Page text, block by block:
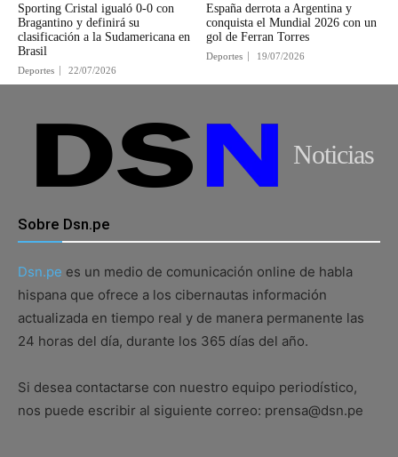
Sporting Cristal igualó 0-0 con
Bragantino y definirá su
clasificación a la Sudamericana en
Brasil
Deportes 22/07/2026
España derrota a Argentina y
conquista el Mundial 2026 con un
gol de Ferran Torres
Deportes 19/07/2026
Noticias
Sobre Dsn.pe
Dsn.pe es un medio de comunicación online de habla
hispana que ofrece a los cibernautas información
actualizada en tiempo real y de manera permanente las
24 horas del día, durante los 365 días del año.
Si desea contactarse con nuestro equipo periodístico,
nos puede escribir al siguiente correo: prensa@dsn.pe